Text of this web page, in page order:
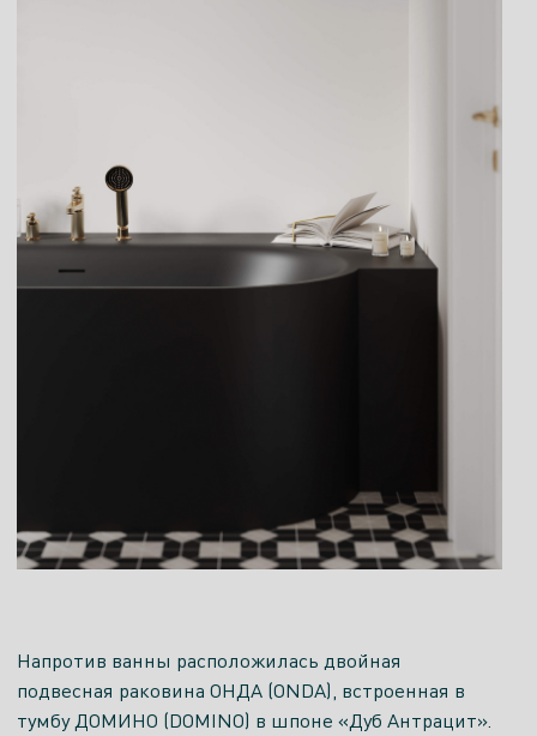
Напротив ванны расположилась двойная
подвесная раковина ОНДА (ONDA), встроенная в
тумбу ДОМИНО (DOMINO) в шпоне «Дуб Антрацит».